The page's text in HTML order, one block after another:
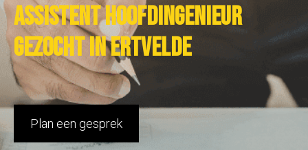
Assistent hoofdingenieur
gezocht in Ertvelde
Plan een gesprek